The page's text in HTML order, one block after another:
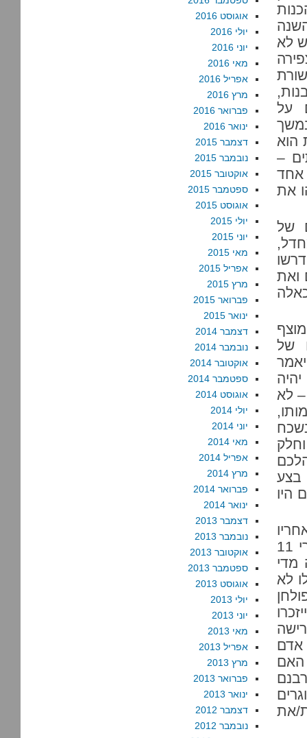
לא
על
הוא
–
אחד
את
של
ואת
של
– לא
בצע
היו
קדיש; אבל חובת הקדיש היא על היתום, היא תמה אחרי 11
מדי
לא
אדם
האם
את
אוגוסט 2016
יולי 2016
יוני 2016
מאי 2016
אפריל 2016
מרץ 2016
פברואר 2016
ינואר 2016
דצמבר 2015
נובמבר 2015
אוקטובר 2015
ספטמבר 2015
אוגוסט 2015
יולי 2015
יוני 2015
מאי 2015
אפריל 2015
מרץ 2015
פברואר 2015
ינואר 2015
דצמבר 2014
נובמבר 2014
אוקטובר 2014
ספטמבר 2014
אוגוסט 2014
יולי 2014
יוני 2014
מאי 2014
אפריל 2014
מרץ 2014
פברואר 2014
ינואר 2014
דצמבר 2013
נובמבר 2013
אוקטובר 2013
ספטמבר 2013
אוגוסט 2013
יולי 2013
יוני 2013
מאי 2013
אפריל 2013
מרץ 2013
פברואר 2013
ינואר 2013
דצמבר 2012
נובמבר 2012